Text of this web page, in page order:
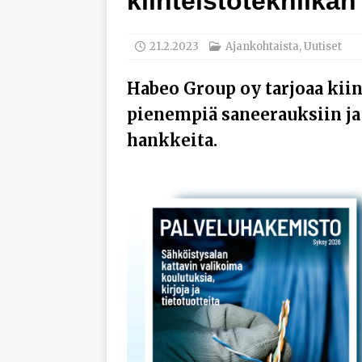
työhyvinvoinnista
[ 30.7.2026 ] Norelco
[ 6.8.2026 ]
21.2.2023 Ajankohtaista,Uutiset
Habeo Group oy tarjoaa
pienempiä saneerauksiin
hankkeita.